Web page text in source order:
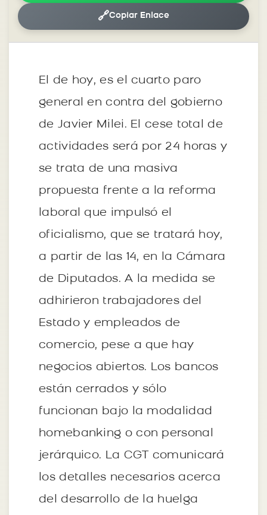
🔗Copiar Enlace
El de hoy, es el cuarto paro
general en contra del gobierno
de Javier Milei. El cese total de
actividades será por 24 horas y
se trata de una masiva
propuesta frente a la reforma
laboral que impulsó el
oficialismo, que se tratará hoy,
a partir de las 14, en la Cámara
de Diputados. A la medida se
adhirieron trabajadores del
Estado y empleados de
comercio, pese a que hay
negocios abiertos. Los bancos
están cerrados y sólo
funcionan bajo la modalidad
homebanking o con personal
jerárquico. La CGT comunicará
los detalles necesarios acerca
del desarrollo de la huelga